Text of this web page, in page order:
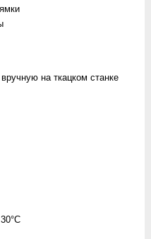
на ткацком станке